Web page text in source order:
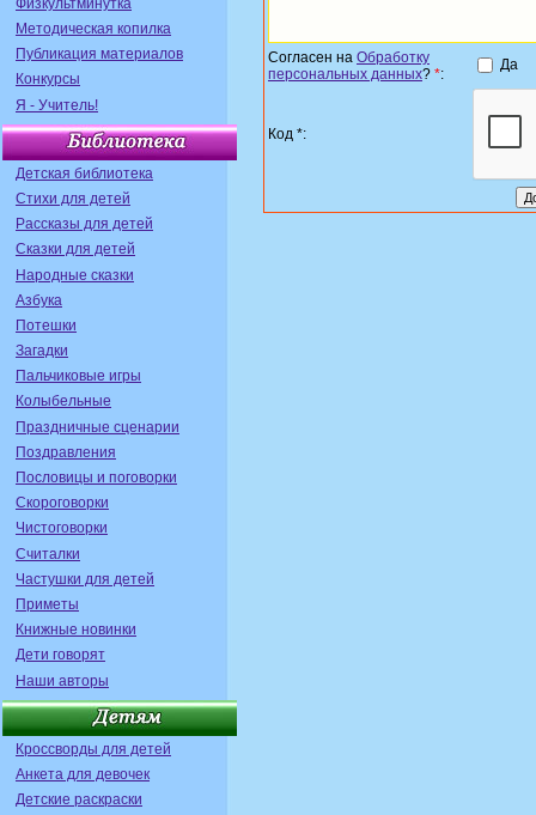
Физкультминутка
Методическая копилка
Публикация материалов
Конкурсы
Я - Учитель!
Детская библиотека
Стихи для детей
Рассказы для детей
Сказки для детей
Народные сказки
Азбука
Потешки
Загадки
Пальчиковые игры
Колыбельные
Праздничные сценарии
Поздравления
Пословицы и поговорки
Скороговорки
Чистоговорки
Считалки
Частушки для детей
Приметы
Книжные новинки
Дети говорят
Наши авторы
Кроссворды для детей
Анкета для девочек
Детские раскраски
Согласен на Обработку
персональных данных? *:
Да
Код *: